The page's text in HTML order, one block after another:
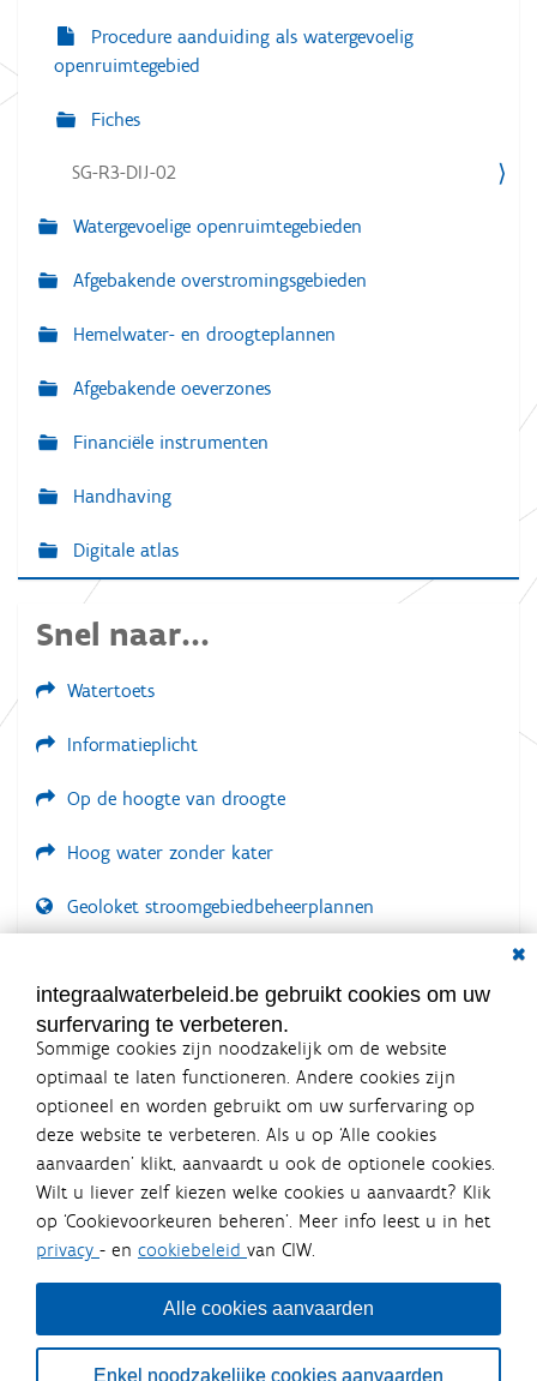
Procedure aanduiding als watergevoelig
openruimtegebied
Fiches
SG-R3-DIJ-02
Watergevoelige openruimtegebieden
Afgebakende overstromingsgebieden
Hemelwater- en droogteplannen
Afgebakende oeverzones
Financiële instrumenten
Handhaving
Digitale atlas
Snel naar...
Watertoets
Informatieplicht
Op de hoogte van droogte
Hoog water zonder kater
Geoloket stroomgebiedbeheerplannen
LOGIN VEREIST
integraalwaterbeleid.be gebruikt cookies om uw
surfervaring te verbeteren.
Sommige cookies zijn noodzakelijk om de website
optimaal te laten functioneren. Andere cookies zijn
optioneel en worden gebruikt om uw surfervaring op
deze website te verbeteren. Als u op ‘Alle cookies
aanvaarden’ klikt, aanvaardt u ook de optionele cookies.
Wilt u liever zelf kiezen welke cookies u aanvaardt? Klik
op ‘Cookievoorkeuren beheren’. Meer info leest u in het
privacy - en cookiebeleid van CIW.
Alle cookies aanvaarden
Enkel noodzakelijke cookies aanvaarden
Integraalwaterbeleid.be is een
officiële website van de Vlaamse
overheid
uitgegeven door Coördinatiecommissie Integraal
Waterbeleid
De Coördinatiecommissie Integraal Waterbeleid (CIW) is een
bestuursniveaus die bij het waterbeleid betrokken zijn. Ook
waterbedrijven nemen deel aan het overleg. Deze
samenwerking zorgt voor een gecoördineerde en
geïntegreerde aanpak van het waterbeleid en waterbeheer